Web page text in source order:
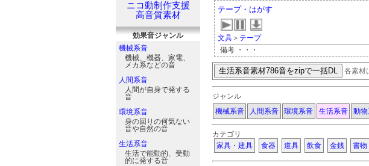
ニコ動制作支援
高音質素材
効果音ジャンル
機械系音
機械、機器、家電、
メカ系などの音
人間系音
人間が自身で発する
音
環境系音
身の回りの何気ない
音や自然の音
生活系音
生活で能動的、受動
的に発する音
テープ・はがす
文具＞ テープ
備考 ・・・
各素材
ジャンル
機械系音
人間系音 環境系音 生活系音 動
カテゴリ
家具・建具
食器 道具 飲食 金銭 書物